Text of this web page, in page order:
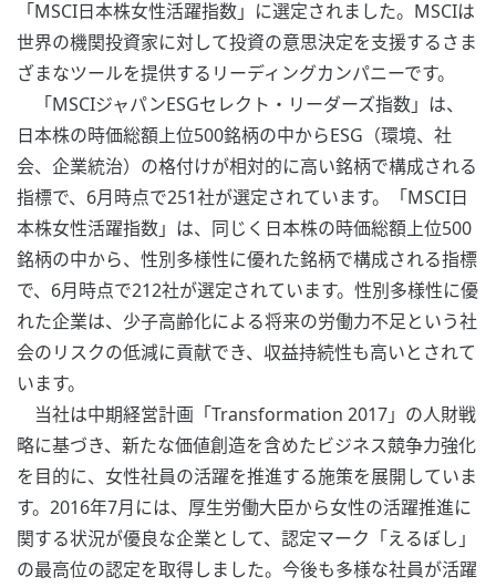
「MSCI日本株女性活躍指数」に選定されました。MSCIは
世界の機関投資家に対して投資の意思決定を支援するさま
ざまなツールを提供するリーディングカンパニーです。
「MSCIジャパンESGセレクト・リーダーズ指数」は、
日本株の時価総額上位500銘柄の中からESG（環境、社
会、企業統治）の格付けが相対的に高い銘柄で構成される
指標で、6月時点で251社が選定されています。「MSCI日
本株女性活躍指数」は、同じく日本株の時価総額上位500
銘柄の中から、性別多様性に優れた銘柄で構成される指標
で、6月時点で212社が選定されています。性別多様性に優
れた企業は、少子高齢化による将来の労働力不足という社
会のリスクの低減に貢献でき、収益持続性も高いとされて
います。
当社は中期経営計画「Transformation 2017」の人財戦
略に基づき、新たな価値創造を含めたビジネス競争力強化
を目的に、女性社員の活躍を推進する施策を展開していま
す。2016年7月には、厚生労働大臣から女性の活躍推進に
関する状況が優良な企業として、認定マーク「えるぼし」
の最高位の認定を取得しました。今後も多様な社員が活躍